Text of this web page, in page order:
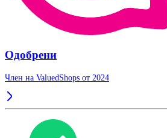
Одобрени
Член на ValuedShops от 2024